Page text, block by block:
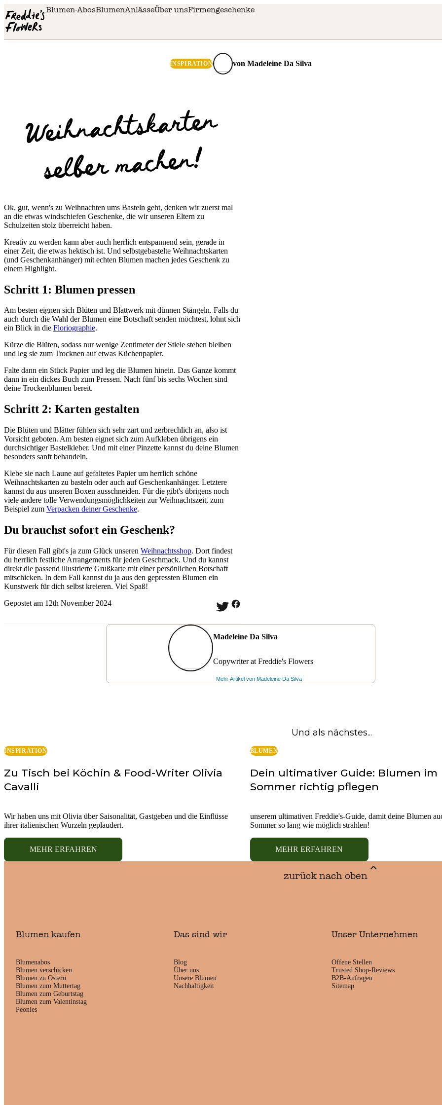
Skip to main contentBlumen-AbosBlumenAnlässeÜber unsFirmengeschenke
INSPIRATION von Madeleine Da Silva
Weihnachtskarten
selber
machen!
Ok, gut, wenn's zu Weihnachten ums Basteln geht, denken wir zuerst mal
an die etwas windschiefen Geschenke, die wir unseren Eltern zu
Schulzeiten stolz überreicht haben.
Kreativ zu werden kann aber auch herrlich entspannend sein, gerade in
einer Zeit, die etwas hektisch ist. Und selbstgebastelte Weihnachtskarten
(und Geschenkanhänger) mit echten Blumen machen jedes Geschenk zu
einem Highlight.
Schritt 1: Blumen pressen
Am besten eignen sich Blüten und Blattwerk mit dünnen Stängeln. Falls du
auch durch die Wahl der Blumen eine Botschaft senden möchtest, lohnt sich
ein Blick in die Floriographie.
Kürze die Blüten, sodass nur wenige Zentimeter der Stiele stehen bleiben
und leg sie zum Trocknen auf etwas Küchenpapier.
Falte dann ein Stück Papier und leg die Blumen hinein. Das Ganze kommt
dann in ein dickes Buch zum Pressen. Nach fünf bis sechs Wochen sind
deine Trockenblumen bereit.
Schritt 2: Karten gestalten
Die Blüten und Blätter fühlen sich sehr zart und zerbrechlich an, also ist
Vorsicht geboten. Am besten eignet sich zum Aufkleben übrigens ein
durchsichtiger Bastelkleber. Und mit einer Pinzette kannst du deine Blumen
besonders sanft behandeln.
Klebe sie nach Laune auf gefaltetes Papier um herrlich schöne
Weihnachtskarten zu basteln oder auch auf Geschenkanhänger. Letztere
kannst du aus unseren Boxen ausschneiden. Für die gibt's übrigens noch
viele andere tolle Verwendungsmöglichkeiten zur Weihnachtszeit, zum
Beispiel zum Verpacken deiner Geschenke.
Du brauchst sofort ein Geschenk?
Für diesen Fall gibt's ja zum Glück unseren Weihnachtsshop. Dort findest
du herrlich festliche Arrangements für jeden Geschmack. Und du kannst
direkt die passend illustrierte Grußkarte mit einer persönlichen Botschaft
mitschicken. In dem Fall kannst du ja aus den gepressten Blumen ein
Kunstwerk für dich selbst kreieren. Viel Spaß!
Gepostet am 12th November 2024
Madeleine Da Silva
Copywriter at Freddie's Flowers
Mehr Artikel von Madeleine Da Silva
Und als nächstes...
INSPIRATION
Zu Tisch bei Köchin & Food-Writer Olivia
Cavalli
Wir haben uns mit Olivia über Saisonalität, Gastgeben und die Einflüsse
ihrer italienischen Wurzeln geplaudert.
MEHR ERFAHREN
BLUMEN
Dein ultimativer Guide: Blumen im
Sommer richtig pflegen
unserem ultimativen Freddie's-Guide, damit deine Blumen
Sommer so lang wie möglich strahlen!
MEHR ERFAHREN
zurück nach oben
Blumen kaufen
Blumenabos
Blumen verschicken
Blumen zu Ostern
Blumen zum Muttertag
Blumen zum Geburtstag
Blumen zum Valentinstag
Peonies
Das sind wir
Blog
Über uns
Unsere Blumen
Nachhaltigkeit
Unser Unternehmen
Offene Stellen
Trusted Shop-Reviews
B2B-Anfragen
Sitemap